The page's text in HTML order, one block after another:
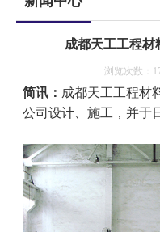
成都天工工程材
浏览次数：
简讯： 成都天工工程材
公司设计、施工，并于